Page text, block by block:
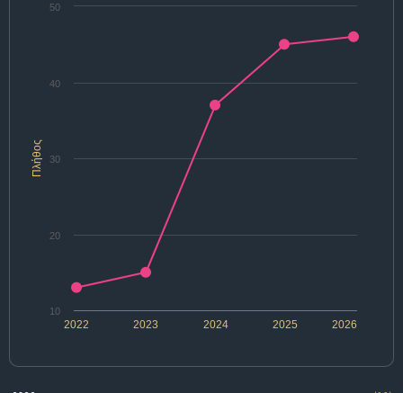
Πλήθος
2025
2022 2023 2024 2026
10
20
30
40
50